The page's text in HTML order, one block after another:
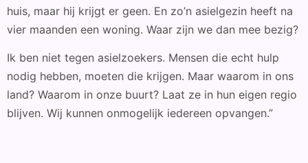
huis, maar hij krijgt er geen. En zo’n asielgezin heeft na
vier maanden een woning. Waar zijn we dan mee bezig?
Ik ben niet tegen asielzoekers. Mensen die echt hulp
nodig hebben, moeten die krijgen. Maar waarom in ons
land? Waarom in onze buurt? Laat ze in hun eigen regio
blijven. Wij kunnen onmogelijk iedereen opvangen.”